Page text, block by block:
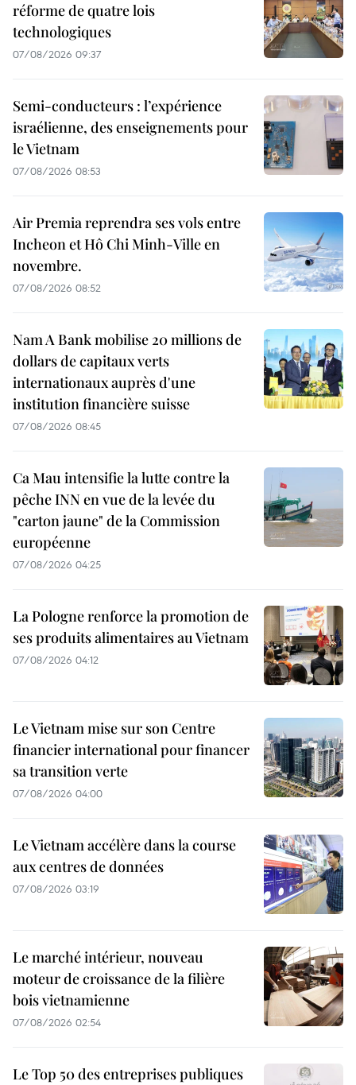
réforme de quatre lois
technologiques
07/08/2026 09:37
Semi-conducteurs : l’expérience
israélienne, des enseignements pour
le Vietnam
07/08/2026 08:53
Air Premia reprendra ses vols entre
Incheon et Hô Chi Minh-Ville en
novembre.
07/08/2026 08:52
Nam A Bank mobilise 20 millions de
dollars de capitaux verts
internationaux auprès d'une
institution financière suisse
07/08/2026 08:45
Ca Mau intensifie la lutte contre la
pêche INN en vue de la levée du
"carton jaune" de la Commission
européenne
07/08/2026 04:25
La Pologne renforce la promotion de
ses produits alimentaires au Vietnam
07/08/2026 04:12
Le Vietnam mise sur son Centre
financier international pour financer
sa transition verte
07/08/2026 04:00
Le Vietnam accélère dans la course
aux centres de données
07/08/2026 03:19
Le marché intérieur, nouveau
moteur de croissance de la filière
bois vietnamienne
07/08/2026 02:54
Le Top 50 des entreprises publiques